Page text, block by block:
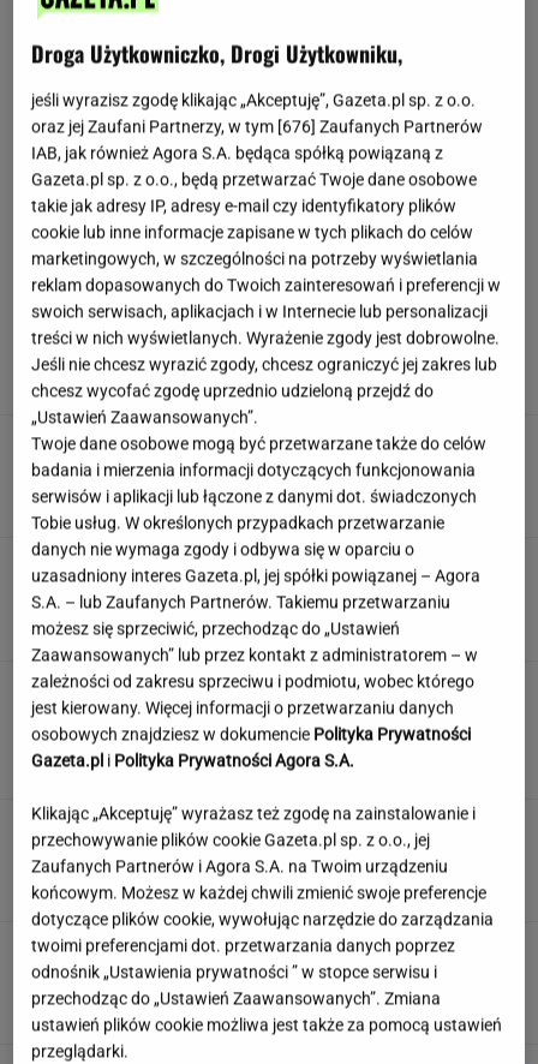
Damięcka dosadnie komentuje upały w
Polsce. "Zasłużyliście"
Po tym programie zajrzałam do
piwnicy. Znalazłam skarby warte krocie
ANNA GOWOREK
Ten quiz wiedzy ogólnej to solidny trening
umysłu! Przekroczysz 9/14?
To jeden z najczęstszych błędów przed
zagranicznym wyjazdem. O tym wiele osób
zapomina
MATERIAŁ PROMOCYJNY
Skłodowska na banknocie?
Zadecydowała interwencja polskiego ministra
SUBSKRYPCJA
Kulisy zmian w "halo tu polsat".
"Cichopek źle wypadła w badaniach"
Droga Użytkowniczko, Drogi Użytkowniku,
jeśli wyrazisz zgodę klikając „Akceptuję”, Gazeta.pl sp. z o.o.
oraz jej Zaufani Partnerzy, w tym [676] Zaufanych Partnerów
IAB, jak również Agora S.A. będąca spółką powiązaną z
Gazeta.pl sp. z o.o., będą przetwarzać Twoje dane osobowe
takie jak adresy IP, adresy e-mail czy identyfikatory plików
cookie lub inne informacje zapisane w tych plikach do celów
marketingowych, w szczególności na potrzeby wyświetlania
reklam dopasowanych do Twoich zainteresowań i preferencji w
swoich serwisach, aplikacjach i w Internecie lub personalizacji
treści w nich wyświetlanych. Wyrażenie zgody jest dobrowolne.
Jeśli nie chcesz wyrazić zgody, chcesz ograniczyć jej zakres lub
chcesz wycofać zgodę uprzednio udzieloną przejdź do
„Ustawień Zaawansowanych”.
Twoje dane osobowe mogą być przetwarzane także do celów
badania i mierzenia informacji dotyczących funkcjonowania
serwisów i aplikacji lub łączone z danymi dot. świadczonych
Tobie usług. W określonych przypadkach przetwarzanie
danych nie wymaga zgody i odbywa się w oparciu o
uzasadniony interes Gazeta.pl, jej spółki powiązanej – Agora
S.A. – lub Zaufanych Partnerów. Takiemu przetwarzaniu
możesz się sprzeciwić, przechodząc do „Ustawień
Zaawansowanych” lub przez kontakt z administratorem – w
zależności od zakresu sprzeciwu i podmiotu, wobec którego
jest kierowany. Więcej informacji o przetwarzaniu danych
osobowych znajdziesz w dokumencie Polityka Prywatności
Gazeta.pl i Polityka Prywatności Agora S.A.
Klikając „Akceptuję” wyrażasz też zgodę na zainstalowanie i
przechowywanie plików cookie Gazeta.pl sp. z o.o., jej
Zaufanych Partnerów i Agora S.A. na Twoim urządzeniu
końcowym. Możesz w każdej chwili zmienić swoje preferencje
dotyczące plików cookie, wywołując narzędzie do zarządzania
twoimi preferencjami dot. przetwarzania danych poprzez
odnośnik „Ustawienia prywatności ” w stopce serwisu i
przechodząc do „Ustawień Zaawansowanych”. Zmiana
ustawień plików cookie możliwa jest także za pomocą ustawień
przeglądarki.